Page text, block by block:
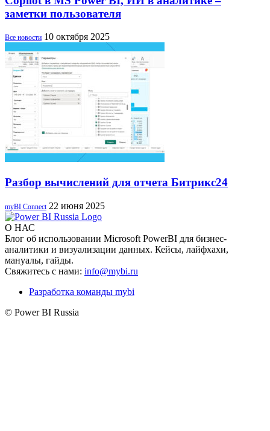
заметки пользователя
Все новости 10 октября 2025
Разбор вычислений для отчета Битрикс24
myBI Connect 22 июня 2025
О НАС
Блог об использовании Microsoft PowerBI для бизнес-
аналитики и визуализации данных. Кейсы, лайфхахи,
мануалы, гайды.
Свяжитесь с нами: info@mybi.ru
Разработка команды mybi
© Power BI Russia